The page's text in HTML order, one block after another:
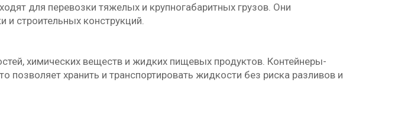
для перевозки тяжелых и крупногабаритных грузов. Они
и строительных конструкций.
химических веществ и жидких пищевых продуктов. Контейнеры-
хранить и транспортировать жидкости без риска разливов и